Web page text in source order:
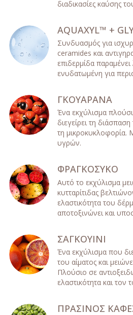
διαδικασίες καύσης
AQUAXYL™ +
Συνδυασμός για
ceramides και
επιδερμίδα
ενυδατωμένη για
ΓΚΟΥΑΡΑΝΑ
Ένα εκχύλισμα
διεγείρει τη
τη μικροκυκλοφορία.
υγρών.
ΦΡΑΓΚΟΣΥΚΟ
Αυτό το εκχύλισμα
κυτταρίτιδας
ελαστικότητα του
αποτοξινώνει και
ΣΑΓΚΟΥΙΝΙ
Ένα εκχύλισμα που
του αίματος και
Πλούσιο σε
ελαστικότητα και τον
ΠΡΑΣΙΝΟΣ